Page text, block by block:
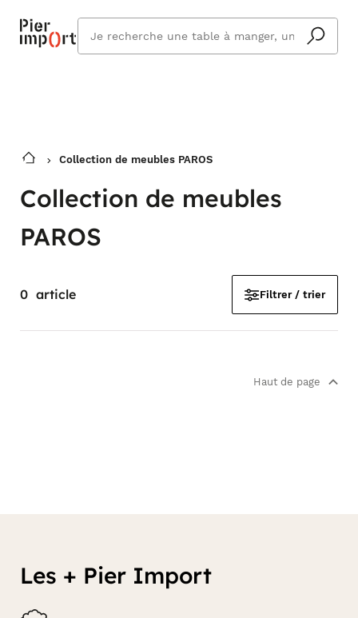
Vous êtes absent ? Pier Import s'adapte
et vous livre à votre retour.
En savoir plus
cherchez
vous ?
Collection de meubles PAROS
Collection de meubles
PAROS
0 article Filtrer / trier
Haut de page
Les + Pier Import